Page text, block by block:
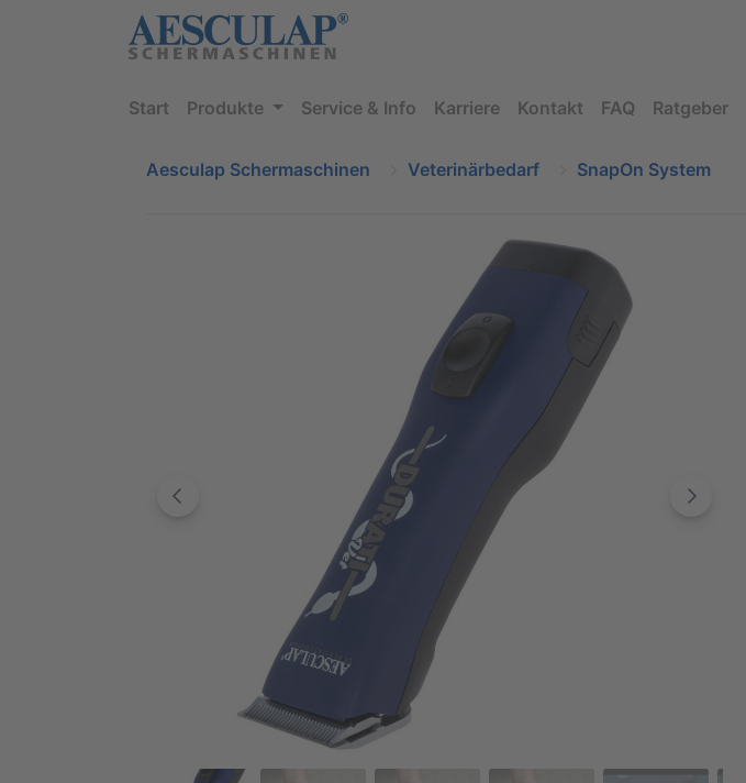
Start Produkte Service & Info Karriere Kontakt FAQ Ratgeber
Aesculap Schermaschinen Veterinärbedarf SnapOn System